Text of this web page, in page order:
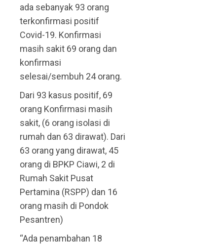
ada sebanyak 93 orang
terkonfirmasi positif
Covid-19. Konfirmasi
masih sakit 69 orang dan
konfirmasi
selesai/sembuh 24 orang.
Dari 93 kasus positif, 69
orang Konfirmasi masih
sakit, (6 orang isolasi di
rumah dan 63 dirawat). Dari
63 orang yang dirawat, 45
orang di BPKP Ciawi, 2 di
Rumah Sakit Pusat
Pertamina (RSPP) dan 16
orang masih di Pondok
Pesantren)
“Ada penambahan 18